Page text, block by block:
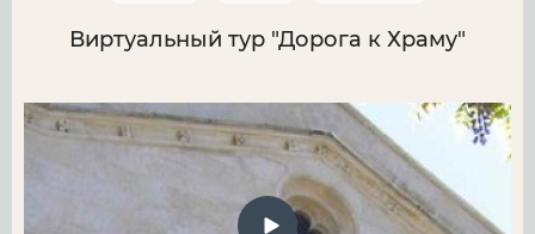
Виртуальный тур "Дорога к Храму"